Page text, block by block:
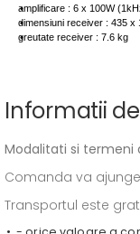
amplificare : 6 x 100W
dimensiuni receiver : 435 x
greutate receiver : 7.6 kg
Informatii
Modalitati si termeni
Comanda va
Transportul este